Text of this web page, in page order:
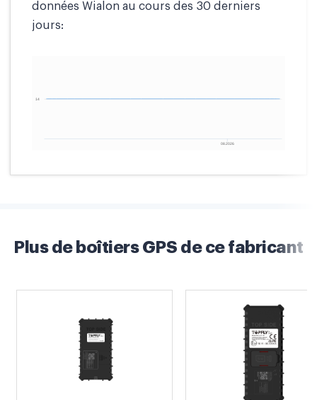
données Wialon au cours des 30 derniers
jours:
Plus de boîtiers GPS de ce fabricant